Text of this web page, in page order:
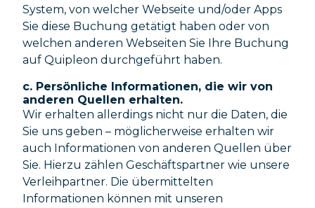
System, von welcher Webseite und/oder Apps
Sie diese Buchung getätigt haben oder von
welchen anderen Webseiten Sie Ihre Buchung
auf Quipleon durchgeführt haben.
c. Persönliche Informationen, die wir von
anderen Quellen erhalten.
Wir erhalten allerdings nicht nur die Daten, die
Sie uns geben – möglicherweise erhalten wir
auch Informationen von anderen Quellen über
Sie. Hierzu zählen Geschäftspartner wie unsere
Verleihpartner. Die übermittelten
Informationen können mit unseren